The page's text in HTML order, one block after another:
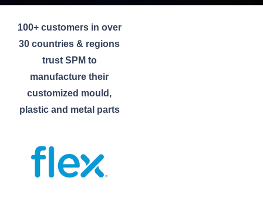
100+ customers in over
30 countries & regions
trust SPM to
manufacture their
customized mould,
plastic and metal parts